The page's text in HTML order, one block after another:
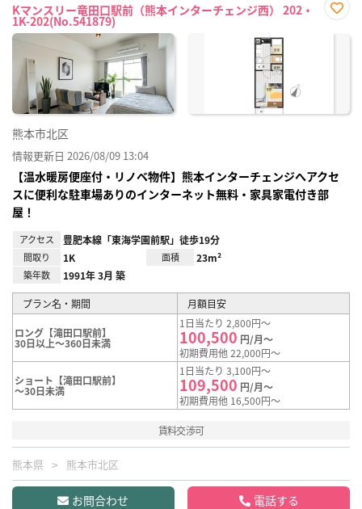
Kマンスリー竜田口駅前（熊本インターチェンジ西） 202・
1K-202(No.541879)
に入
熊本市北区
情報更新日 2026/08/09 13:04
【温水暖房便座付・リノベ物件】熊本インターチェンジへアクセ
スに便利な駐車場ありのインターネット無料・家具家電付き部
屋！
アクセス 豊肥本線「東海学園前駅」徒歩19分
間取り 1K 面積 23m²
築年数 1991年 3月 築
プラン名・期間 月額目安
ロング【滝田口駅前】
30日以上～360日未満
1日当たり 2,800円～
100,500 円/月～
初期費用他 22,000円～
ショート【滝田口駅前】
～30日未満
1日当たり 3,100円～
109,500 円/月～
初期費用他 16,500円～
賃料交渉可
熊本県 熊本市北区
お問合わせ 電話する